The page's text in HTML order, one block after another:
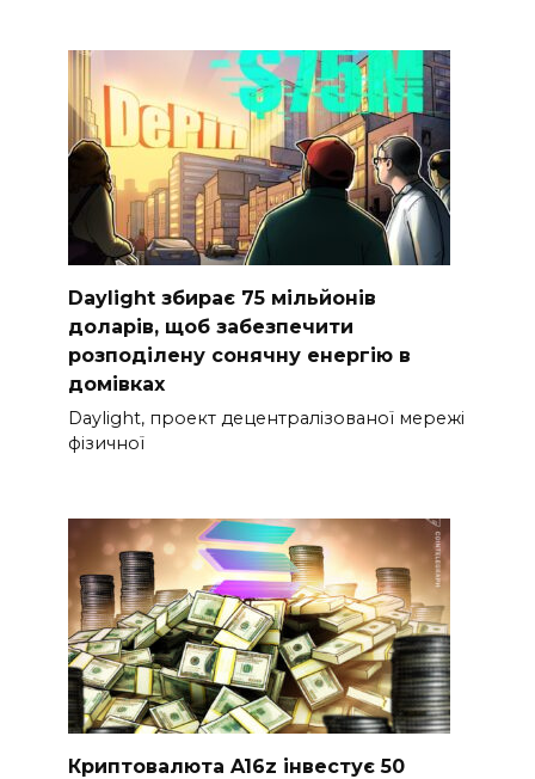
Daylight збирає 75 мільйонів
доларів, щоб забезпечити
розподілену сонячну енергію в
домівках
Daylight, проект децентралізованої мережі
фізичної
Криптовалюта A16z інвестує 50